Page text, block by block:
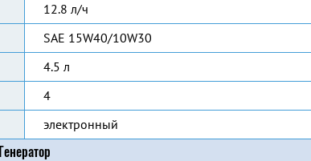
12.8 л/ч
SAE 15W40/10W30
4.5 л
4
электронный
Генератор